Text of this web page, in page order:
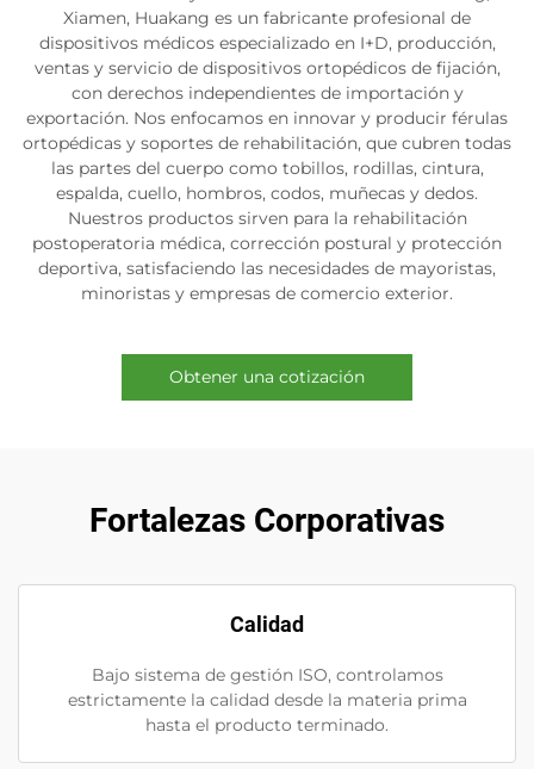
Xiamen, Huakang es un fabricante profesional de
dispositivos médicos especializado en I+D, producción,
ventas y servicio de dispositivos ortopédicos de fijación,
con derechos independientes de importación y
exportación. Nos enfocamos en innovar y producir férulas
ortopédicas y soportes de rehabilitación, que cubren todas
las partes del cuerpo como tobillos, rodillas, cintura,
espalda, cuello, hombros, codos, muñecas y dedos.
Nuestros productos sirven para la rehabilitación
postoperatoria médica, corrección postural y protección
deportiva, satisfaciendo las necesidades de mayoristas,
minoristas y empresas de comercio exterior.
Obtener una cotización
Fortalezas Corporativas
Calidad
Bajo sistema de gestión ISO, controlamos
estrictamente la calidad desde la materia prima
hasta el producto terminado.